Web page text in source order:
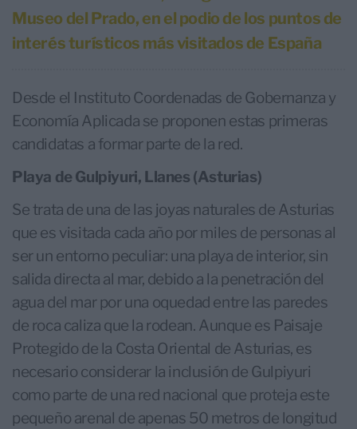
Museo del Prado, en el podio de los puntos de
interés turísticos más visitados de España
Desde el Instituto Coordenadas de Gobernanza y
Economía Aplicada se proponen estas primeras
candidatas a formar parte de la red.
Playa de Gulpiyuri, Llanes (Asturias)
Se trata de una de las joyas naturales de Asturias
que es visitada cada año por miles de personas al
ser un entorno peculiar: una playa de interior, sin
salida directa al mar, debido a la penetración del
agua del mar por una oquedad entre las paredes
de roca caliza que la rodean. Aunque es Paisaje
Protegido de la Costa Oriental de Asturias, es
necesario considerar la inclusión de Gulpiyuri
como parte de una red nacional que proteja este
pequeño arenal de apenas 50 metros de longitud